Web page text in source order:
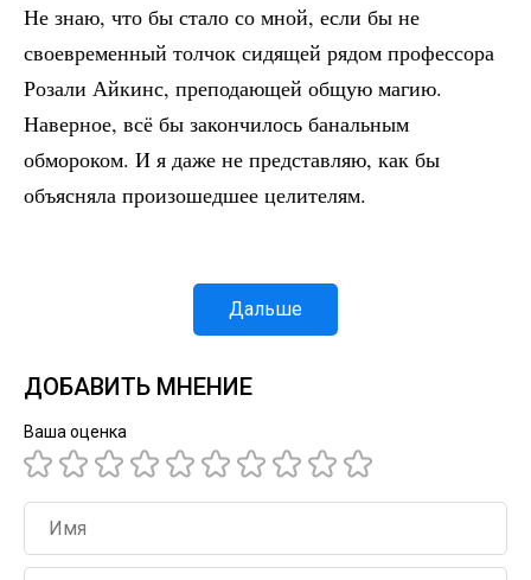
Не знаю, что бы стало со мной, если бы не
своевременный толчок сидящей рядом профессора
Розали Айкинс, преподающей общую магию.
Наверное, всё бы закончилось банальным
обмороком. И я даже не представляю, как бы
объясняла произошедшее целителям.
Дальше
ДОБАВИТЬ МНЕНИЕ
Ваша оценка